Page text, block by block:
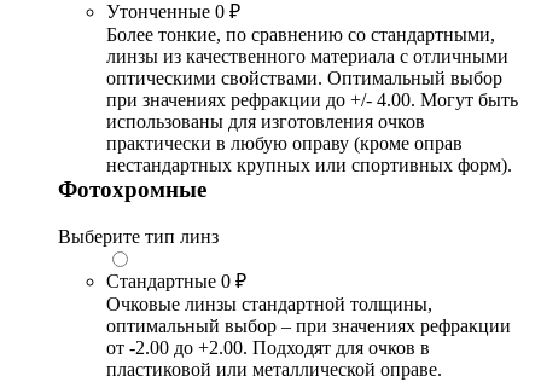
Утонченные 0 ₽
Более тонкие, по сравнению со стандартными,
линзы из качественного материала с отличными
оптическими свойствами. Оптимальный выбор
при значениях рефракции до +/- 4.00. Могут быть
использованы для изготовления очков
практически в любую оправу (кроме оправ
нестандартных крупных или спортивных форм).
Фотохромные
Выберите тип линз
Стандартные 0 ₽
Очковые линзы стандартной толщины,
оптимальный выбор – при значениях рефракции
от -2.00 до +2.00. Подходят для очков в
пластиковой или металлической оправе.